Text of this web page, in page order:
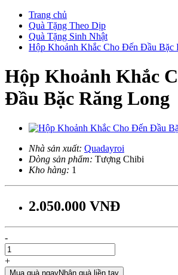
Trang chủ
Quà Tặng Theo Dịp
Quà Tặng Sinh Nhật
Hộp Khoảnh Khắc Cho Đến Đầu Bặc
Hộp Khoảnh Khắc
Đầu Bặc Răng Long
Nhà sản xuất: Quadayroi
Dòng sản phẩm: Tượng Chibi
Kho hàng: 1
2.050.000 VNĐ
-
+
Mua quà ngayNhận quà liền tay